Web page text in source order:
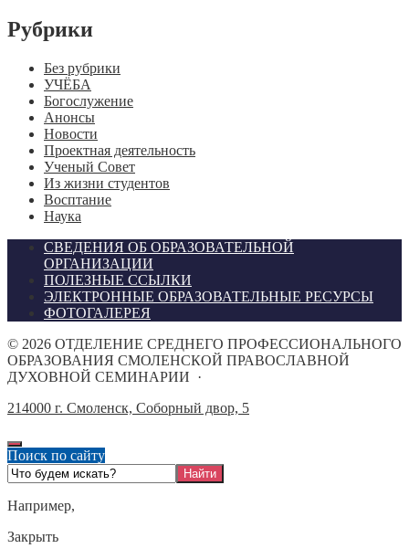
Рубрики
Без рубрики
УЧЁБА
Богослужение
Анонсы
Новости
Проектная деятельность
Ученый Совет
Из жизни студентов
Восптание
Наука
СВЕДЕНИЯ ОБ ОБРАЗОВАТЕЛЬНОЙ
ОРГАНИЗАЦИИ
ПОЛЕЗНЫЕ ССЫЛКИ
ЭЛЕКТРОННЫЕ ОБРАЗОВАТЕЛЬНЫЕ РЕСУРСЫ
ФОТОГАЛЕРЕЯ
© 2026 ОТДЕЛЕНИЕ СРЕДНЕГО ПРОФЕССИОНАЛЬНОГО
ОБРАЗОВАНИЯ СМОЛЕНСКОЙ ПРАВОСЛАВНОЙ
ДУХОВНОЙ СЕМИНАРИИ ·
214000 г. Смоленск, Соборный двор, 5
Поиск по сайту
Например,
Закрыть